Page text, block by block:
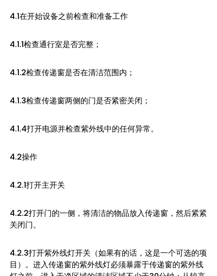
4.1在开始设备之前检查和准备工作
4.1.1检查通行室是否完整；
4.1.2检查传递窗是否在清洁范围内；
4.1.3检查传递窗两侧的门是否紧密关闭；
4.1.4打开电源并检查紫外线中的任何异常。
4.2操作
4.2.1打开主开关
4.2.2打开门的一侧，将清洁的物品放入传递窗，然后紧紧
关闭门。
4.2.3打开紫外线灯开关（如果有的话，这是一个可选的项
目）。进入传递窗的紫外线灯必须暴露于传递窗的紫外线